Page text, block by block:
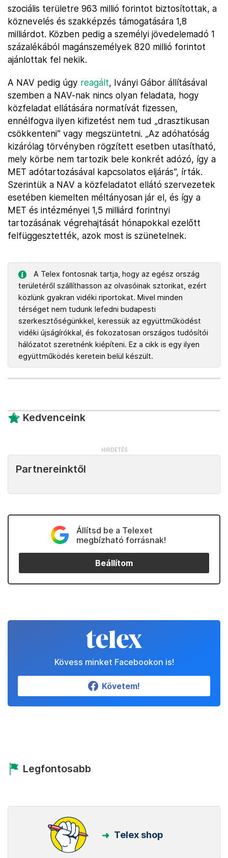
szociális területre 963 millió forintot biztosítottak, a
köznevelés és szakképzés támogatására 1,8
milliárdot. Közben pedig a személyi jövedelemadó 1
százalékából magánszemélyek 820 millió forintot
ajánlottak fel nekik.
A NAV pedig úgy reagált, Iványi Gábor állításával
szemben a NAV-nak nincs olyan feladata, hogy
közfeladat ellátására normatívát fizessen,
ennélfogva ilyen kifizetést nem tud „drasztikusan
csökkenteni” vagy megszüntetni. „Az adóhatóság
kizárólag törvényben rögzített esetben utasítható,
mely körbe nem tartozik bele konkrét adózó, így a
MET adótartozásával kapcsolatos eljárás”, írták.
Szerintük a NAV a közfeladatot ellátó szervezetek
esetében kiemelten méltányosan jár el, és így a
MET és intézményei 1,5 milliárd forintnyi
tartozásának végrehajtását hónapokkal ezelőtt
felfüggesztették, azok most is szünetelnek.
A Telex fontosnak tartja, hogy az egész ország
területéről szállíthasson az olvasóinak sztorikat, ezért
közlünk gyakran vidéki riportokat. Mivel minden
térséget nem tudunk lefedni budapesti
szerkesztőségünkkel, keressük az együttműködést
vidéki újságírókkal, és fokozatosan országos tudósítói
hálózatot szeretnénk kiépíteni. Ez a cikk is egy ilyen
együttműködés keretein belül készült.
Kedvenceink
Partnereinktől
Állítsd be a Telexet
megbízható forrásnak!
Beállítom
Kövess minket Facebookon is!
Követem!
Legfontosabb
Telex shop